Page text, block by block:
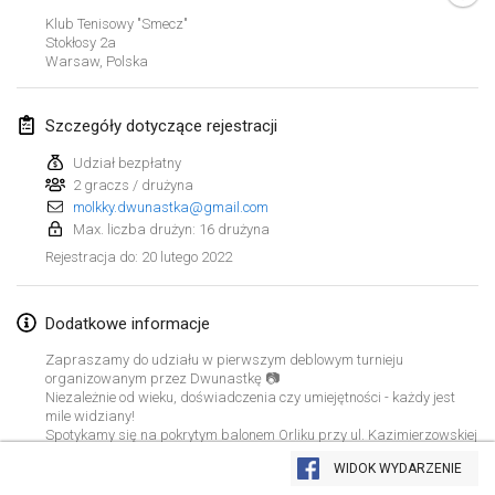
Lista widoku
Klub Tenisowy "Smecz"
Stokłosy 2a
Warsaw, Polska
Szczegóły dotyczące rejestracji
Udział bezpłatny
2 graczs / drużyna
molkky.dwunastka@gmail.com
Max. liczba drużyn: 16 drużyna
Rejestracja do: 20 lutego 2022
Dodatkowe informacje
Zapraszamy do udziału w pierwszym deblowym turnieju
organizowanym przez Dwunastkę 📷
Niezależnie od wieku, doświadczenia czy umiejętności - każdy jest
mile widziany!
Spotykamy się na pokrytym balonem Orliku przy ul. Kazimierzowskiej
WIDOK WYDARZENIE
luty 2022
4 lut 2022| Czechy
TangoMölkky
5 lut 2022|Finlandia
Kohti Kisoja
Yamagata Tournament
13 lut 2022 |Japonia
West Indiv Cup